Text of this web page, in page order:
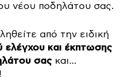
νέου ποδηλάτου σας.
από την ειδική
και έκπτωσης
σας και…